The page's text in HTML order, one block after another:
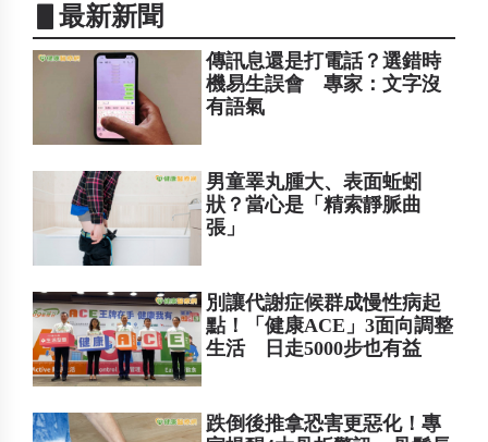
▋最新新聞
傳訊息還是打電話？選錯時
機易生誤會 專家：文字沒
有語氣
男童睪丸腫大、表面蚯蚓
狀？當心是「精索靜脈曲
張」
別讓代謝症候群成慢性病起
點！「健康ACE」3面向調整
生活 日走5000步也有益
跌倒後推拿恐害更惡化！專